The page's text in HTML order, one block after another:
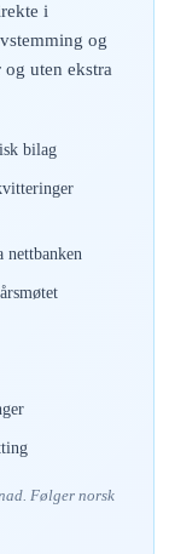
i
og
og uten ekstra
bilag
nettbanken
Følger norsk